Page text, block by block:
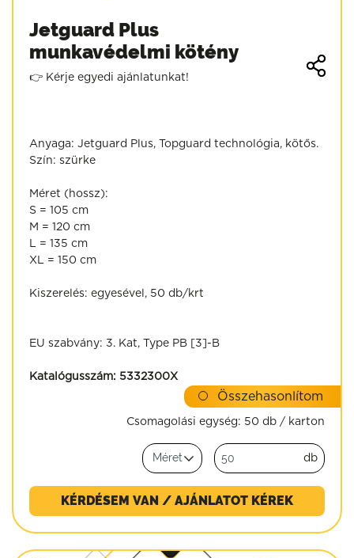
Jetguard Plus
munkavédelmi kötény
👉 Kérje egyedi ajánlatunkat!
Anyaga: Jetguard Plus, Topguard technológia, kötős.
Szín: szürke
Méret (hossz):
S = 105 cm
M = 120 cm
L = 135 cm
XL = 150 cm
Kiszerelés: egyesével, 50 db/krt
EU szabvány: 3. Kat, Type PB [3]-B
Katalógusszám: 5332300X
Összehasonlítom
Csomagolási egység: 50 db / karton
db
KÉRDÉSEM VAN / AJÁNLATOT KÉREK